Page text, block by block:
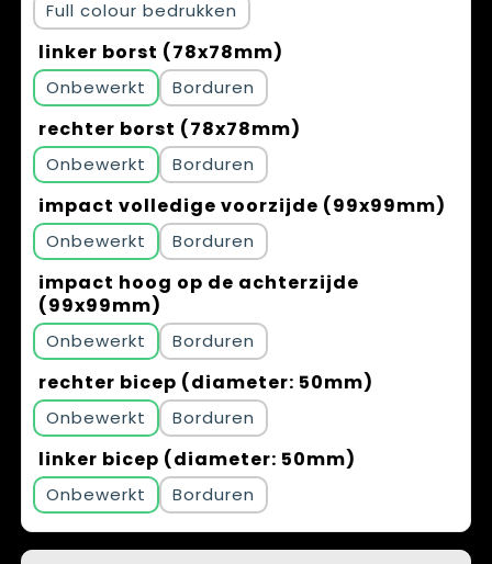
Full colour
linker borst (78x78mm)
Onbewerkt Borduren
rechter borst (78x78mm)
Onbewerkt Borduren
impact volledige voorzijde (99x99mm)
Onbewerkt Borduren
impact hoog op de achterzijde
(99x99mm)
Onbewerkt Borduren
rechter bicep (diameter: 50mm)
Onbewerkt Borduren
linker bicep (diameter: 50mm)
Onbewerkt Borduren